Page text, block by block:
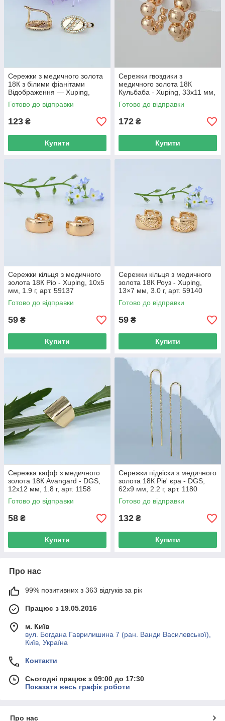
Сережки з медичного золота
18К з білими фіанітами
Відображення — Xuping,
15×9 мм, 2.8 г, арт. 59402
Готово до відправки
123 ₴
Купити
Сережки гвоздики з
медичного золота 18К
Кульбаба - Xuping, 33х11 мм,
8 г, арт. 59404
Готово до відправки
172 ₴
Купити
Сережки кільця з медичного
золота 18К Ріо - Xuping, 10х5
мм, 1.9 г, арт. 59137
Готово до відправки
59 ₴
Купити
Сережки кільця з медичного
золота 18К Роуз - Xuping,
13×7 мм, 3.0 г, арт. 59140
Готово до відправки
59 ₴
Купити
Сережка кафф з медичного
золота 18К Avangard - DGS,
12х12 мм, 1.8 г, арт. 1158
Готово до відправки
58 ₴
Купити
Сережки підвіски з медичного
золота 18К Рів' єра - DGS,
62х9 мм, 2.2 г, арт. 1180
Готово до відправки
132 ₴
Купити
Про нас
99% позитивних з 363 відгуків за рік
Працює з 19.05.2016
м. Київ
вул. Богдана Гаврилишина 7 (ран. Ванди Василевської),
Київ, Україна
Контакти
Сьогодні працює з 09:00 до 17:30
Показати весь графік роботи
Про нас